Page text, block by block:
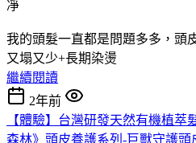
我的頭髮一直都是問題多多，頭
又塌又少+長期染燙
繼續閱讀
2年前
【體驗】台灣研發天然有機植
森林》頭皮養護系列-巨獸守護